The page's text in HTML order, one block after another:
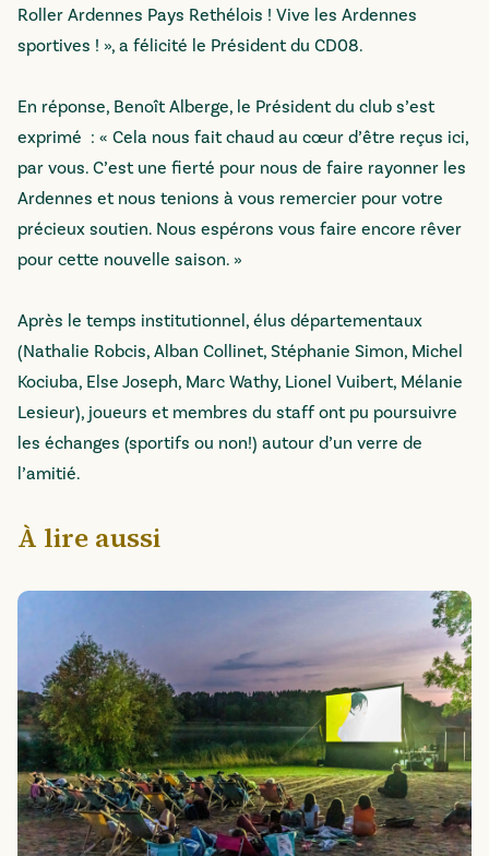
Roller Ardennes Pays Rethélois ! Vive les Ardennes
sportives ! », a félicité le Président du CD08.
En réponse, Benoît Alberge, le Président du club s’est
exprimé : « Cela nous fait chaud au cœur d’être reçus ici,
par vous. C’est une fierté pour nous de faire rayonner les
Ardennes et nous tenions à vous remercier pour votre
précieux soutien. Nous espérons vous faire encore rêver
pour cette nouvelle saison. »
Après le temps institutionnel, élus départementaux
(Nathalie Robcis, Alban Collinet, Stéphanie Simon, Michel
Kociuba, Else Joseph, Marc Wathy, Lionel Vuibert, Mélanie
Lesieur), joueurs et membres du staff ont pu poursuivre
les échanges (sportifs ou non!) autour d’un verre de
l’amitié.
À lire aussi